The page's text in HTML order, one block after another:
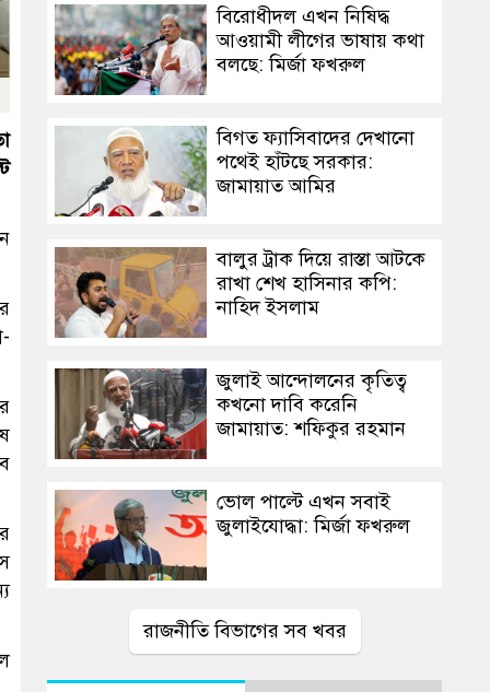
বিরোধীদল এখন নিষিদ্ধ
আওয়ামী লীগের ভাষায় কথা
বলছে: মির্জা ফখরুল
বিগত ফ্যাসিবাদের দেখানো
পথেই হাঁটছে সরকার:
জামায়াত আমির
বালুর ট্রাক দিয়ে রাস্তা আটকে
রাখা শেখ হাসিনার কপি:
নাহিদ ইসলাম
জুলাই আন্দোলনের কৃতিত্ব
কখনো দাবি করেনি
জামায়াত: শফিকুর রহমান
ভোল পাল্টে এখন সবাই
জুলাইযোদ্ধা: মির্জা ফখরুল
রাজনীতি বিভাগের সব খবর